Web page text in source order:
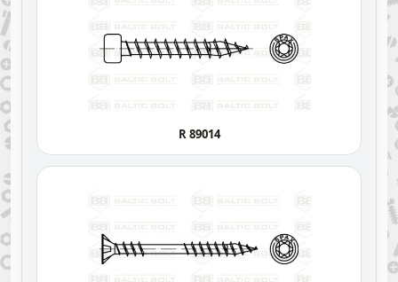
R 89014